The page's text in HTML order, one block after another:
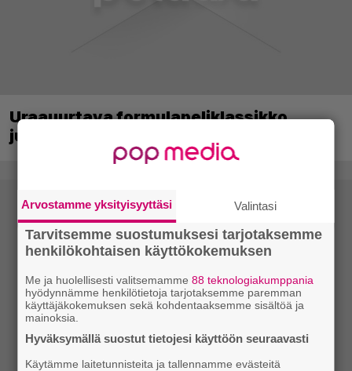
Uraauurtava formulapeliklassikko
julkaistiin uudistettuna nykykonsoleille
Arvostamme yksityisyyttäsi Valintasi
Tarvitsemme suostumuksesi tarjotaksemme
henkilökohtaisen käyttökokemuksen
Me ja huolellisesti valitsemamme88 teknologiakumppania
hyödynnämme henkilötietoja tarjotaksemme paremman
käyttäjäkokemuksen sekä kohdentaaksemme sisältöä ja
mainoksia.
Hyväksymällä suostut tietojesi käyttöön seuraavasti
Käytämme laitetunnisteita ja tallennamme evästeitä